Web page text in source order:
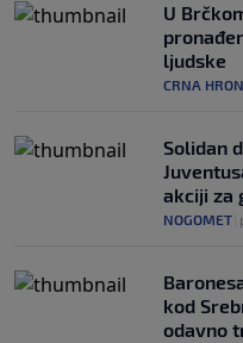
U
ljudske
CRNA
Solidan
akciji za
NOGOMET
kod
odavno